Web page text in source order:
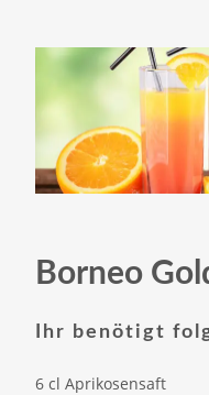
Borneo
Ihr benötigt
6 cl Aprikosensaft